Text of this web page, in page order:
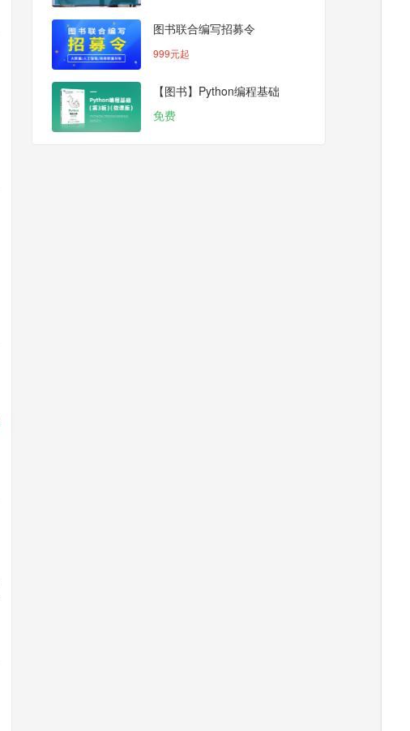
图书联合编写招募令
999元起
【图书】Python编程基础
免费